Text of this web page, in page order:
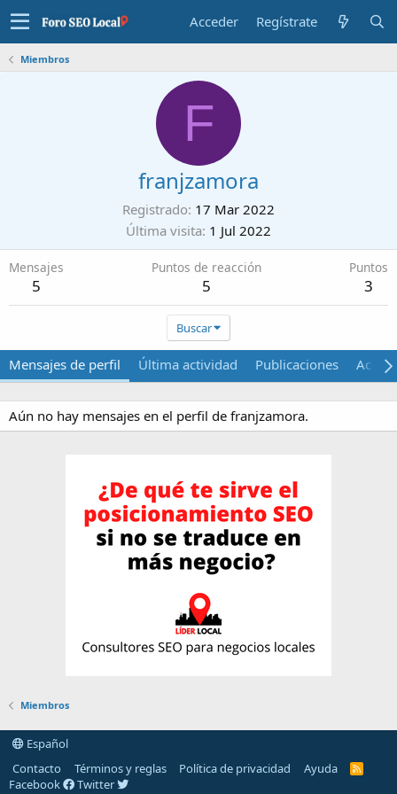
Acceder Regístrate
Miembros
F
franjzamora
Registrado 17 Mar 2022
Última visita 1 Jul 2022
Mensajes
5
Puntos de reacción
5
Puntos
3
Buscar
Mensajes de perfil Última actividad Publicaciones Acerca
Aún no hay mensajes en el perfil de franjzamora.
Miembros
Español
Contacto
Términos y reglas Política de privacidad Ayuda
R
Facebook Twitter